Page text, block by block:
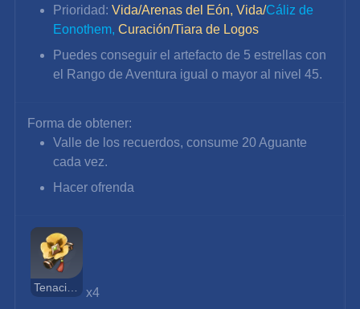
Prioridad: Vida/Arenas del Eón, Vida/Cáliz de
Eonothem, Curación/Tiara de Logos
Puedes conseguir el artefacto de 5 estrellas con
el Rango de Aventura igual o mayor al nivel 45.
Forma de obtener:
Valle de los recuerdos, consume 20 Aguante
cada vez.
Hacer ofrenda
Tenacidad de la Geoarmada x4